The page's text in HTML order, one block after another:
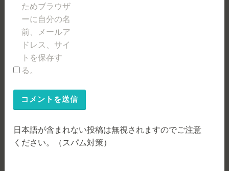
ためブラウザ
ーに自分の名
前、メールア
ドレス、サイ
トを保存す
る。
日本語が含まれない投稿は無視されますのでご注意
ください。（スパム対策）